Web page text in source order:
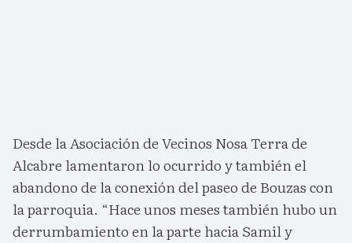
Desde la Asociación de Vecinos Nosa Terra de
Alcabre lamentaron lo ocurrido y también el
abandono de la conexión del paseo de Bouzas con
la parroquia. “Hace unos meses también hubo un
derrumbamiento en la parte hacia Samil y